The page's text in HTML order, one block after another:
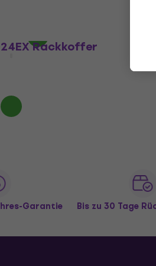
Rackkoffer
Garantie Bis zu 30 Tage